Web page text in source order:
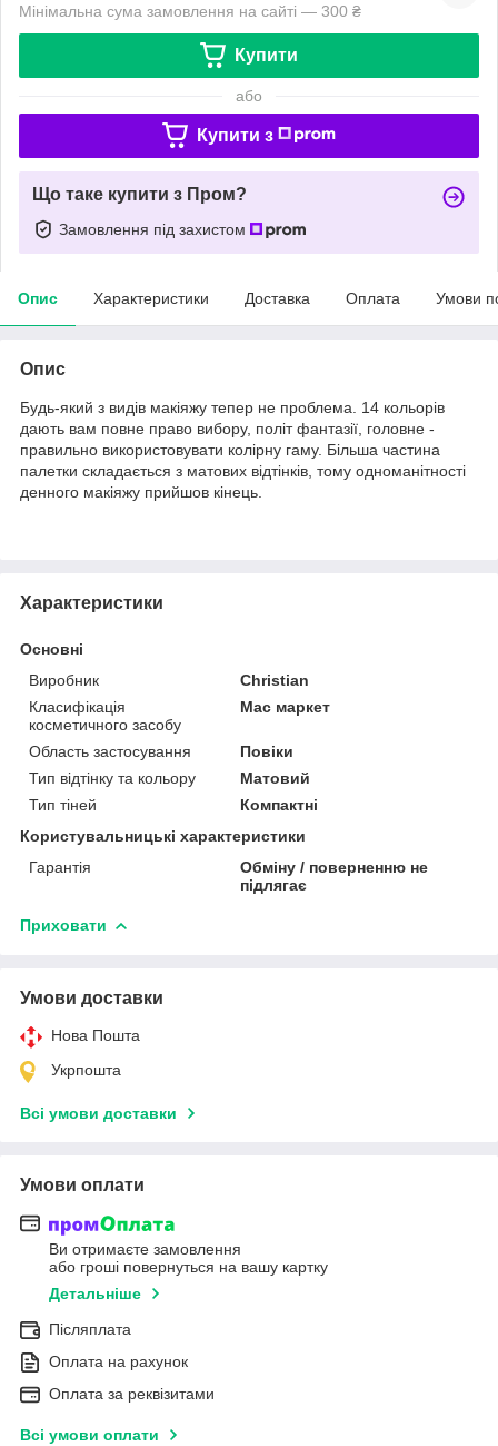
Мінімальна сума замовлення на сайті — 300 ₴
Купити
або
Купити з
Що таке купити з Пром?
Замовлення під захистом
Опис Характеристики Доставка Оплата Умови
Опис
Будь-який з видів макіяжу тепер не проблема. 14 кольорів
дають вам повне право вибору, політ фантазії, головне -
правильно використовувати колірну гаму. Більша частина
палетки складається з матових відтінків, тому одноманітності
денного макіяжу прийшов кінець.
Характеристики
Основні
Виробник
Christian
Класифікація
косметичного засобу
Мас маркет
Область застосування
Повіки
Тип відтінку та кольору
Матовий
Тип тіней
Компактні
Користувальницькі характеристики
Гарантія
Обміну / поверненню не
підлягає
Приховати
Умови доставки
Нова Пошта
Укрпошта
Всі умови доставки
Умови оплати
Ви отримаєте замовлення
або гроші повернуться на вашу картку
Детальніше
Післяплата
Оплата на рахунок
Оплата за реквізитами
Всі умови оплати